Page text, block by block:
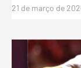
21 de março de